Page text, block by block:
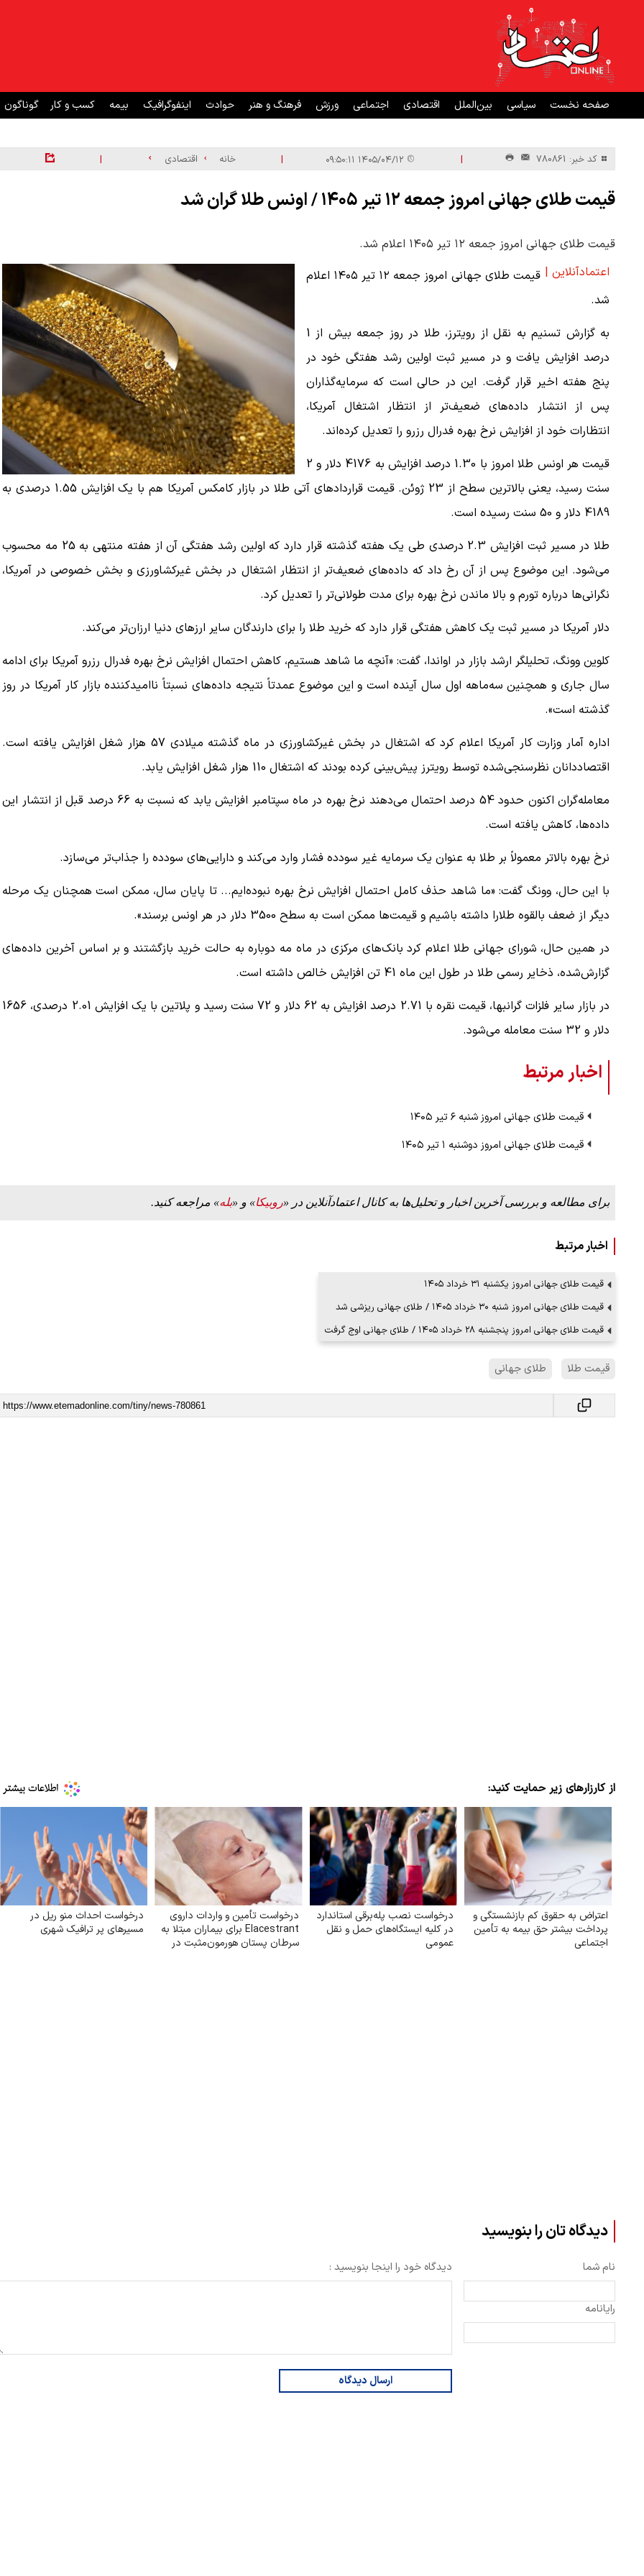
صفحه نخست سیاسی بین‌الملل اقتصادی اجتماعی ورزش فرهنگ و هنر حوادث اینفوگرافیک بیمه کسب و کار گوناگون
کد خبر: 780861 |
| خانه اقتصادی |
قیمت طلای جهانی امروز جمعه ۱۲ تیر ۱۴۰۵ / اونس طلا گران شد
قیمت طلای جهانی امروز جمعه ۱۲ تیر ۱۴۰۵ اعلام شد.
اعتمادآنلاین |
قیمت طلای جهانی امروز جمعه ۱۲ تیر ۱۴۰۵ اعلام
شد.
به گزارش تسنیم به نقل از رویترز، طلا در روز جمعه بیش از 1
درصد افزایش یافت و در مسیر ثبت اولین رشد هفتگی خود در
پنج هفته اخیر قرار گرفت. این در حالی است که سرمایه‌گذاران
پس از انتشار داده‌های ضعیف‌تر از انتظار اشتغال آمریکا،
انتظارات خود از افزایش نرخ بهره فدرال رزرو را تعدیل کرده‌اند.
قیمت هر اونس طلا امروز با 1.30 درصد افزایش به 4176 دلار و 2
سنت رسید، یعنی بالاترین سطح از 23 ژوئن. قیمت قراردادهای آتی طلا در بازار کامکس آمریکا هم با یک افزایش 1.55 درصدی به
4189 دلار و 50 سنت رسیده است.
طلا در مسیر ثبت افزایش 2.3 درصدی طی یک هفته گذشته قرار دارد که اولین رشد هفتگی آن از هفته منتهی به 25 مه محسوب
می‌شود. این موضوع پس از آن رخ داد که داده‌های ضعیف‌تر از انتظار اشتغال در بخش غیرکشاورزی و بخش خصوصی در آمریکا،
نگرانی‌ها درباره تورم و بالا ماندن نرخ بهره برای مدت طولانی‌تر را تعدیل کرد.
دلار آمریکا در مسیر ثبت یک کاهش هفتگی قرار دارد که خرید طلا را برای دارندگان سایر ارزهای دنیا ارزان‌تر می‌کند.
کلوین وونگ، تحلیلگر ارشد بازار در اواندا، گفت: «آنچه ما شاهد هستیم، کاهش احتمال افزایش نرخ بهره فدرال رزرو آمریکا برای ادامه
سال جاری و همچنین سه‌ماهه اول سال آینده است و این موضوع عمدتاً نتیجه داده‌های نسبتاً ناامیدکننده بازار کار آمریکا در روز
گذشته است».
اداره آمار وزارت کار آمریکا اعلام کرد که اشتغال در بخش غیرکشاورزی در ماه گذشته میلادی 57 هزار شغل افزایش یافته است.
اقتصاددانان نظرسنجی‌شده توسط رویترز پیش‌بینی کرده بودند که اشتغال 110 هزار شغل افزایش یابد.
معامله‌گران اکنون حدود 54 درصد احتمال می‌دهند نرخ بهره در ماه سپتامبر افزایش یابد که نسبت به 66 درصد قبل از انتشار این
داده‌ها، کاهش یافته است.
نرخ بهره بالاتر معمولاً بر طلا به عنوان یک سرمایه غیر سودده فشار وارد می‌کند و دارایی‌های سودده را جذاب‌تر می‌سازد.
با این حال، وونگ گفت: «ما شاهد حذف کامل احتمال افزایش نرخ بهره نبوده‌ایم... تا پایان سال، ممکن است همچنان یک مرحله
دیگر از ضعف بالقوه طلارا داشته باشیم و قیمت‌ها ممکن است به سطح 3500 دلار در هر اونس برسند».
در همین حال، شورای جهانی طلا اعلام کرد بانک‌های مرکزی در ماه مه دوباره به حالت خرید بازگشتند و بر اساس آخرین داده‌های
گزارش‌شده، ذخایر رسمی طلا در طول این ماه 41 تن افزایش خالص داشته است.
در بازار سایر فلزات گرانبها، قیمت نقره با 2.71 درصد افزایش به 62 دلار و 72 سنت رسید و پلاتین با یک افزایش 2.01 درصدی، 1656
دلار و 32 سنت معامله می‌شود.
اخبار مرتبط
قیمت طلای جهانی امروز شنبه ۶ تیر ۱۴۰۵
قیمت طلای جهانی امروز دوشنبه ۱ تیر ۱۴۰۵
برای مطالعه و بررسی آخرین اخبار و تحلیل‌ها به کانال اعتمادآنلاین در «روبیکا» و «بله» مراجعه کنید.
اخبار مرتبط
قیمت طلای جهانی امروز یکشنبه ۳۱ خرداد ۱۴۰۵
قیمت طلای جهانی امروز شنبه ۳۰ خرداد ۱۴۰۵ / طلای جهانی ریزشی شد
قیمت طلای جهانی امروز پنجشنبه ۲۸ خرداد ۱۴۰۵ / طلای جهانی اوج گرفت
قیمت طلا طلای جهانی
از کارزارهای زیر حمایت کنید:
اعتراض به حقوق کم بازنشستگی و
پرداخت بیشتر حق بیمه به تأمین
اجتماعی
درخواست نصب پله‌برقی استاندارد
در کلیه ایستگاه‌های حمل‌ و نقل
عمومی
درخواست تأمین و واردات داروی
Elacestrant برای بیماران مبتلا به
سرطان پستان هورمون‌مثبت در
درخواست احداث منو ریل در
مسیرهای پر ترافیک شهری
دیدگاه تان را بنویسید
نام شما
رایانامه
دیدگاه خود را اینجا بنویسید :
ارسال دیدگاه
به عادل
ببینید| روایت رئیس جمهور از لحظه حمله به بیت
رهبری